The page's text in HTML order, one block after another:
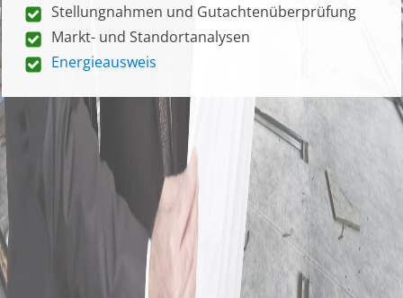
Stellungnahmen und Gutachtenüberprüfung
Markt- und Standortanalysen
Energieausweis